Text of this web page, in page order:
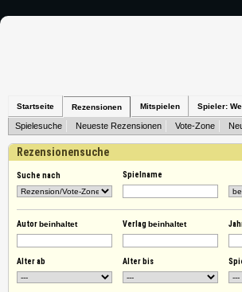
Startseite Rezensionen Mitspielen Spieler:
Spielesuche Neueste Rezensionen Vote-Zone
Rezensionensuche
Suche nach Spielname
Autorbeinhaltet Verlagbeinhaltet
Alter ab Alter bis